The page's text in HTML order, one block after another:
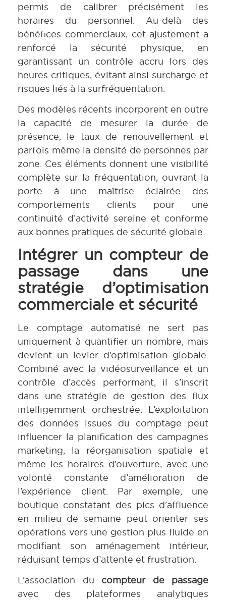
permis de calibrer précisément les
horaires du personnel. Au-delà des
bénéfices commerciaux, cet ajustement a
renforcé la sécurité physique, en
garantissant un contrôle accru lors des
heures critiques, évitant ainsi surcharge et
risques liés à la surfréquentation.
Des modèles récents incorporent en outre
la capacité de mesurer la durée de
présence, le taux de renouvellement et
parfois même la densité de personnes par
zone. Ces éléments donnent une visibilité
complète sur la fréquentation, ouvrant la
porte à une maîtrise éclairée des
comportements clients pour une
continuité d’activité sereine et conforme
aux bonnes pratiques de sécurité globale.
Intégrer un compteur de
passage dans une
stratégie d’optimisation
commerciale et sécurité
Le comptage automatisé ne sert pas
uniquement à quantifier un nombre, mais
devient un levier d’optimisation globale.
Combiné avec la vidéosurveillance et un
contrôle d’accès performant, il s’inscrit
dans une stratégie de gestion des flux
intelligemment orchestrée. L’exploitation
des données issues du comptage peut
influencer la planification des campagnes
marketing, la réorganisation spatiale et
même les horaires d’ouverture, avec une
volonté constante d’amélioration de
l’expérience client. Par exemple, une
boutique constatant des pics d’affluence
en milieu de semaine peut orienter ses
opérations vers une gestion plus fluide en
modifiant son aménagement intérieur,
réduisant temps d’attente et frustration.
L’association du compteur de passage
avec des plateformes analytiques